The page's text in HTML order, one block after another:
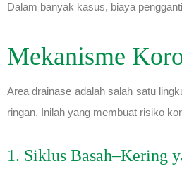
Dalam banyak kasus, biaya
Mekanisme
Area drainase adalah salah satu
ringan. Inilah yang membuat risiko
1. Siklus Basah–Kering